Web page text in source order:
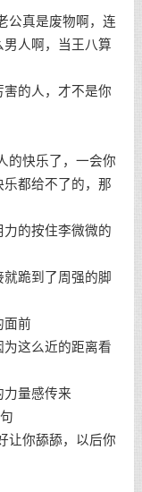
公真是废物啊，连
人啊，当王八算
害的人，才不是你
的快乐了，一会你
都给不了的，那
的按住李微微的
跪到了周强的脚
面前
这么近的距离看
力量感传来
让你舔舔，以后你